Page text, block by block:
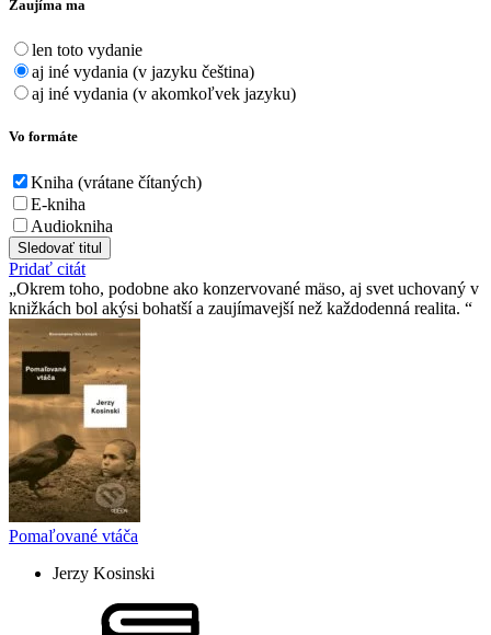
Zaujíma ma
len toto vydanie
aj iné vydania (v jazyku čeština)
aj iné vydania (v akomkoľvek jazyku)
Vo formáte
Kniha (vrátane čítaných)
E-kniha
Audiokniha
Sledovať titul
Pridať citát
Okrem toho, podobne ako konzervované mäso, aj svet uchovaný v
knižkách bol akýsi bohatší a zaujímavejší než každodenná realita.
Pomaľované vtáča
Jerzy Kosinski